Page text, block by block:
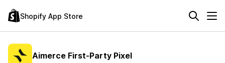
Shopify App Store
Aimerce First‑Party Pixel